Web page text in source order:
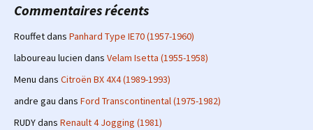
Commentaires récents
Rouffetdans Panhard Type IE70 (1957-1960)
laboureau lucien dans Velam Isetta (1955-1958)
Menu dans Citroën BX 4X4 (1989-1993)
andre gau dans Ford Transcontinental (1975-1982)
RUDYdans Renault 4 Jogging (1981)